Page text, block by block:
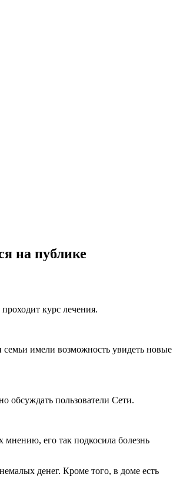
на публике
курс лечения.
имели возможность увидеть новые
обсуждать пользователи Сети.
его так подкосила болезнь
денег. Кроме того, в доме есть